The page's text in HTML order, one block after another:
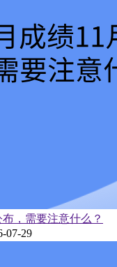
，需要注意什么？
07-29